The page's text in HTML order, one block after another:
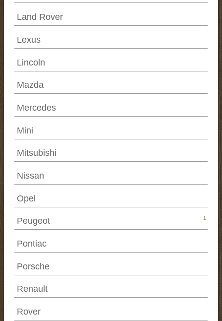
Land Rover
Lexus
Lincoln
Mazda
Mercedes
Mini
Mitsubishi
Nissan
Opel
Peugeot 1
Pontiac
Porsche
Renault
Rover